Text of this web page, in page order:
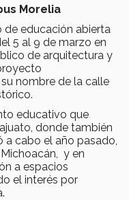
Morelia
de educación abierta
5 al 9 de marzo en
de arquitectura y
nombre de la calle
educativo que
donde también
a cabo el año pasado,
y en
a espacios
el interés por